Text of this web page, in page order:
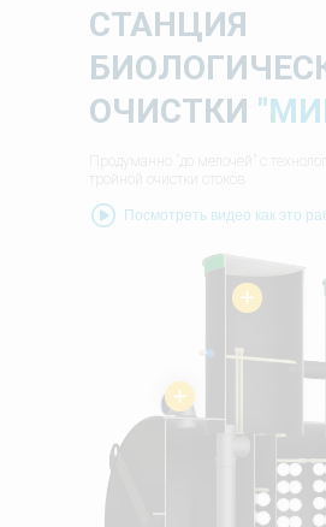
СТАНЦИЯ
ОЧИСТКИ
Продуманно "до мелочей" с
тройной очистки стоков
Посмотреть видео как это